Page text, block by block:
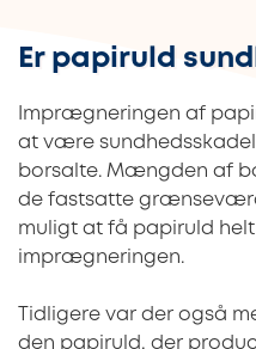
Er papiruld
Imprægneringen af
at være
borsalte. Mængden af
de fastsatte
muligt at få papiruld
imprægneringen.
Tidligere var der også
den papiruld, der